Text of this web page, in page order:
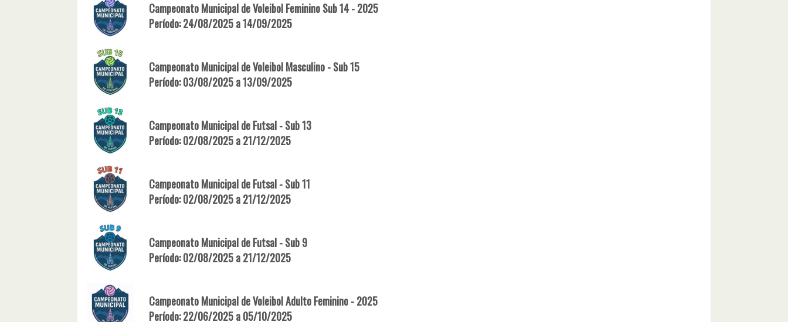
Campeonato Municipal de Voleibol Feminino Sub 14 - 2025
Período: 24/08/2025 a 14/09/2025
Campeonato Municipal de Voleibol Masculino - Sub 15
Período: 03/08/2025 a 13/09/2025
Campeonato Municipal de Futsal - Sub 13
Período: 02/08/2025 a 21/12/2025
Campeonato Municipal de Futsal - Sub 11
Período: 02/08/2025 a 21/12/2025
Campeonato Municipal de Futsal - Sub 9
Período: 02/08/2025 a 21/12/2025
Campeonato Municipal de Voleibol Adulto Feminino - 2025
Período: 22/06/2025 a 05/10/2025